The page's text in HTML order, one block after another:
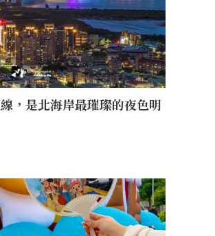
，是北海岸最璀璨的夜色明